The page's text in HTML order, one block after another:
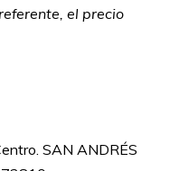
el precio
SAN ANDRÉS